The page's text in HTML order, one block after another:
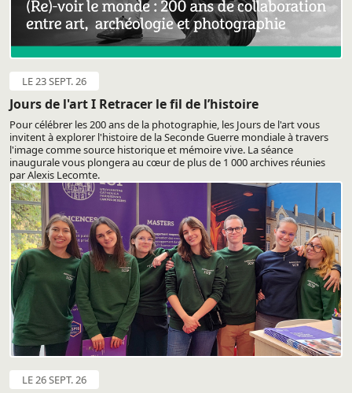
LE 23 SEPT. 26
Jours de l'art I Retracer le fil de l’histoire
Pour célébrer les 200 ans de la photographie, les Jours de l'art vous
invitent à explorer l'histoire de la Seconde Guerre mondiale à travers
l'image comme source historique et mémoire vive. La séance
inaugurale vous plongera au cœur de plus de 1 000 archives réunies
par Alexis Lecomte.
LE 26 SEPT. 26